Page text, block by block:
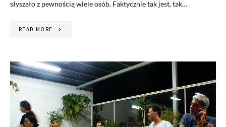
słyszało z pewnością wiele osób. Faktycznie tak jest, tak…
READ MORE